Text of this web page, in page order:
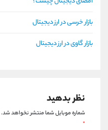
بازار خرسی در ارز دیجیتال
بازار گاوی در ارز دیجیتال
نظر بدهید
شماره موبایل شما منتشر نخواهد شد.
*